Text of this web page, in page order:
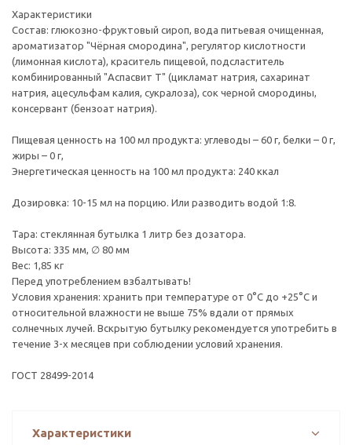
Характеристики
Состав: глюкозно-фруктовый сироп, вода питьевая очищенная,
ароматизатор "Чёрная смородина", регулятор кислотности
(лимонная кислота), краситель пищевой, подсластитель
комбинированный "Аспасвит Т" (цикламат натрия, сахаринат
натрия, ацесульфам калия, сукралоза), сок черной смородины,
консервант (бензоат натрия).
Пищевая ценность на 100 мл продукта: углеводы – 60 г, белки – 0 г,
жиры – 0 г,
Энергетическая ценность на 100 мл продукта: 240 ккал
Дозировка: 10-15 мл на порцию. Или разводить водой 1:8.
Тара: стеклянная бутылка 1 литр без дозатора.
Высота: 335 мм, ∅ 80 мм
Вес: 1,85 кг
Перед употреблением взбалтывать!
Условия хранения: хранить при температуре от 0°С до +25°С и
относительной влажности не выше 75% вдали от прямых
солнечных лучей. Вскрытую бутылку рекомендуется употребить в
течение 3-х месяцев при соблюдении условий хранения.
ГОСТ 28499-2014
Характеристики